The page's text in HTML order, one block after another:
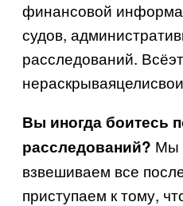
финансовой
судов,
расследований. Всё
нераскрываяцели
Вы иногда боитесь
расследований? Мы
взвешиваем все
приступаем к тому,